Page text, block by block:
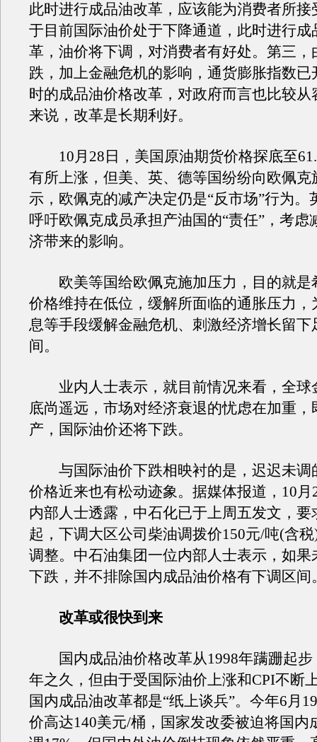
此时进行成品油改革，应该能为消费者所接
于目前国际油价处于下降通道，此时进行成
革，油价将下调，对消费者有好处。第三，
跌，加上金融危机的影响，通货膨胀指数已
时的成品油价格改革，对政府而言也比较从
来说，改革是长期利好。
10月28日，美国原油期货价格探底至
有所上涨，但美、英、德等国纷纷向欧佩克
示，欧佩克的减产决定仍是“反市场”行为。
呼吁欧佩克成员承担产油国的“责任”，考虑
济带来的影响。
欧美等国给欧佩克施加压力，目的就是
价格维持在低位，缓解所面临的通胀压力，
息等手段缓解金融危机、刺激经济增长留下
间。
业内人士表示，就目前情况来看，全球
底尚遥远，市场对经济衰退的忧虑在加重，
产，国际油价还将下跌。
与国际油价下跌相映衬的是，迟迟未调
价格近来也有松动迹象。据媒体报道，10月
内部人士透露，中石化已于上周五发文，要
起，下调大区公司柴油调拨价150元/吨(含
调整。中石油集团一位内部人士表示，如果
下跌，并不排除国内成品油价格有下调区间
改革或很快到来
国内成品油价格改革从1998年蹒跚起步
年之久，但由于受国际油价上涨和CPI不断
国内成品油改革都是“纸上谈兵”。今年6月
价高达140美元/桶，国家发改委被迫将国内